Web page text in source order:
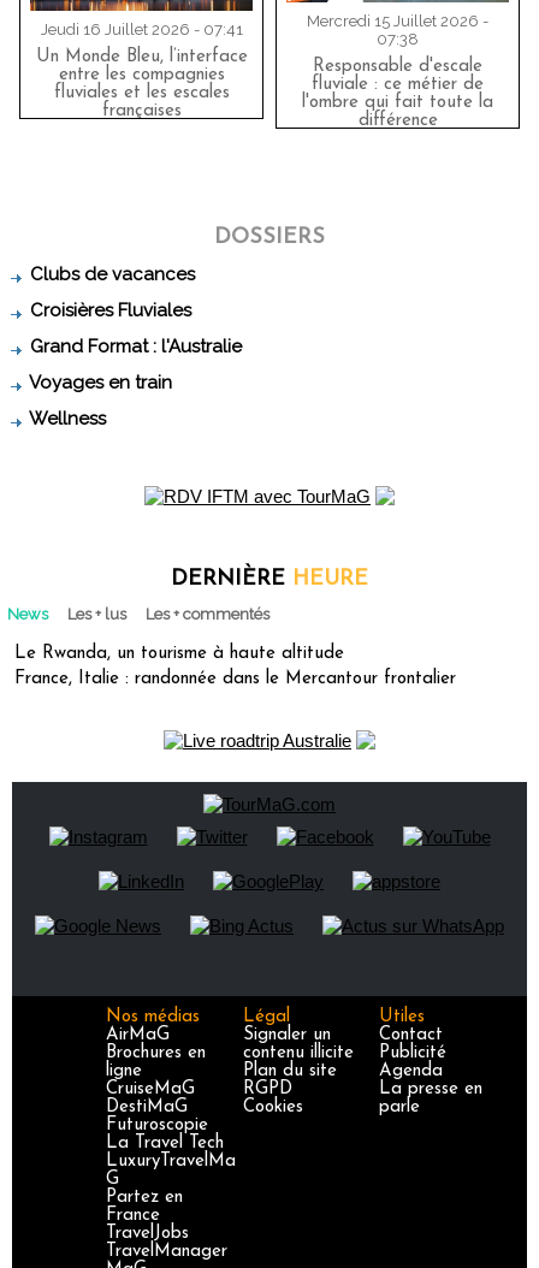
Jeudi 16 Juillet 2026 - 07:41
Un Monde Bleu, l’interface
entre les compagnies
fluviales et les escales
françaises
Mercredi 15 Juillet 2026 -
07:38
Responsable d'escale
fluviale : ce métier de
l'ombre qui fait toute la
différence
DOSSIERS
Clubs de vacances
Croisières Fluviales
Grand Format : l'Australie
Voyages en train
Wellness
DERNIÈRE HEURE
News Les + lus Les + commentés
Le Rwanda, un tourisme à haute altitude
France, Italie : randonnée dans le Mercantour frontalier
Nos médias
AirMaG
Brochures en
ligne
CruiseMaG
DestiMaG
Futuroscopie
La Travel Tech
LuxuryTravelMa
G
Partez en
France
TravelJobs
TravelManager
Légal
Signaler un
contenu illicite
Plan du site
RGPD
Cookies
Utiles
Contact
Publicité
Agenda
La presse en
parle